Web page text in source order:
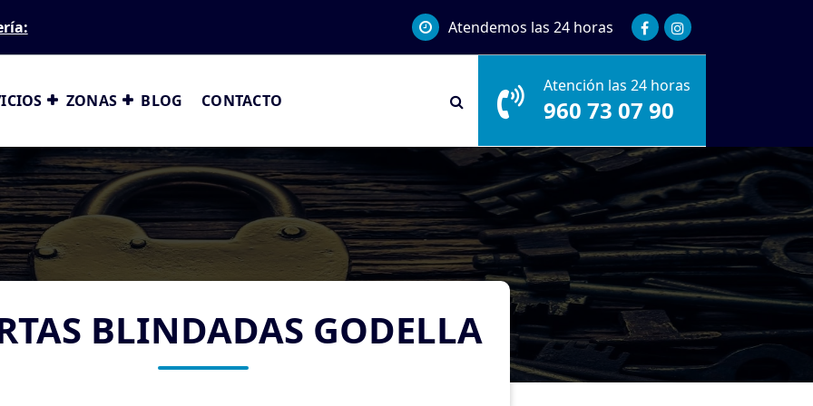
Atendemos las 24 horas
ZONAS BLOG CONTACTO
Atención las 24 horas
960 73 07 90
BLINDADAS GODELLA